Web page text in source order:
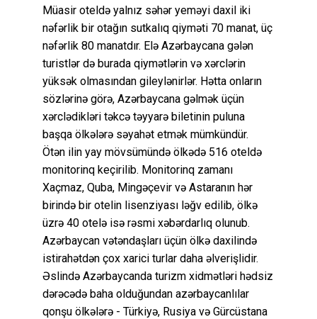
Müasir oteldə yalnız səhər yeməyi daxil iki
nəfərlik bir otağın sutkalıq qiyməti 70 manat, üç
nəfərlik 80 manatdır. Elə Azərbaycana gələn
turistlər də burada qiymətlərin və xərclərin
yüksək olmasından gileylənirlər. Hətta onların
sözlərinə görə, Azərbaycana gəlmək üçün
xərclədikləri təkcə təyyarə biletinin puluna
başqa ölkələrə səyahət etmək mümkündür.
Ötən ilin yay mövsümündə ölkədə 516 oteldə
monitorinq keçirilib. Monitorinq zamanı
Xaçmaz, Quba, Mingəçevir və Astaranın hər
birində bir otelin lisenziyası ləğv edilib, ölkə
üzrə 40 otelə isə rəsmi xəbərdarlıq olunub.
Azərbaycan vətəndaşları üçün ölkə daxilində
istirahətdən çox xarici turlar daha əlverişlidir.
Əslində Azərbaycanda turizm xidmətləri hədsiz
dərəcədə baha olduğundan azərbaycanlılar
qonşu ölkələrə - Türkiyə, Rusiya və Gürcüstana